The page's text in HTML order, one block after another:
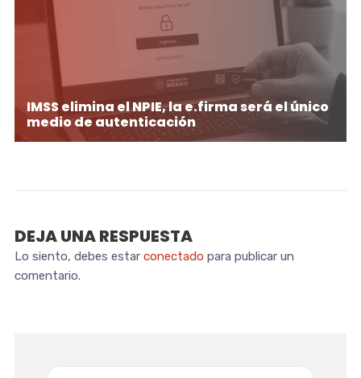
IMSS elimina el NPIE, la e.firma será el único
medio de autenticación
DEJA UNA RESPUESTA
Lo siento, debes estar conectado para publicar un
comentario.